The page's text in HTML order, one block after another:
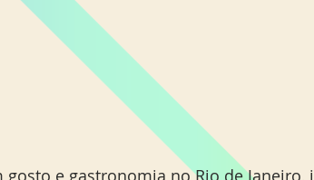
gosto e gastronomia no Rio de